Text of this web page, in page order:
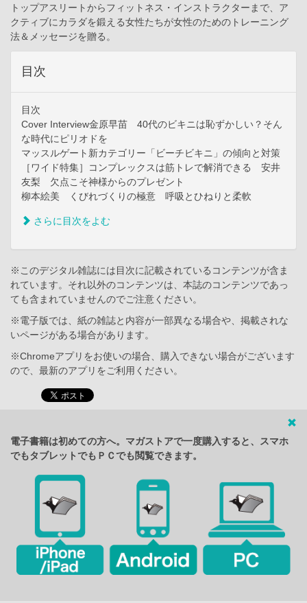
トップアスリートからフィットネス・インストラクターまで、ア
クティブにカラダを鍛える女性たちが女性のためのトレーニング
法＆メッセージを贈る。
目次
目次
Cover Interview金原早苗 40代のビキニは恥ずかしい？そん
な時代にピリオドを
マッスルゲート新カテゴリー「ビーチビキニ」の傾向と対策
［ワイド特集］コンプレックスは筋トレで解消できる 安井
友梨 欠点こそ神様からのプレゼント
柳本絵美 くびれづくりの極意 呼吸とひねりと柔軟
さらに目次をよむ
※このデジタル雑誌には目次に記載されているコンテンツが含ま
れています。それ以外のコンテンツは、本誌のコンテンツであっ
ても含まれていませんのでご注意ください。
※電子版では、紙の雑誌と内容が一部異なる場合や、掲載されな
いページがある場合があります。
※Chromeアプリをお使いの場合、購入できない場合がございます
ので、最新のアプリをご利用ください。
電子書籍は初めての方へ。マガストアで一度購入すると、スマホ
でもタブレットでもＰＣでも閲覧できます。